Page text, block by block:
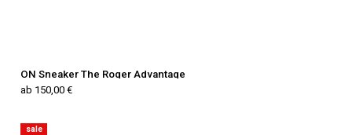
ON Sneaker The Roger Advantage
ab 150,00 €
sale